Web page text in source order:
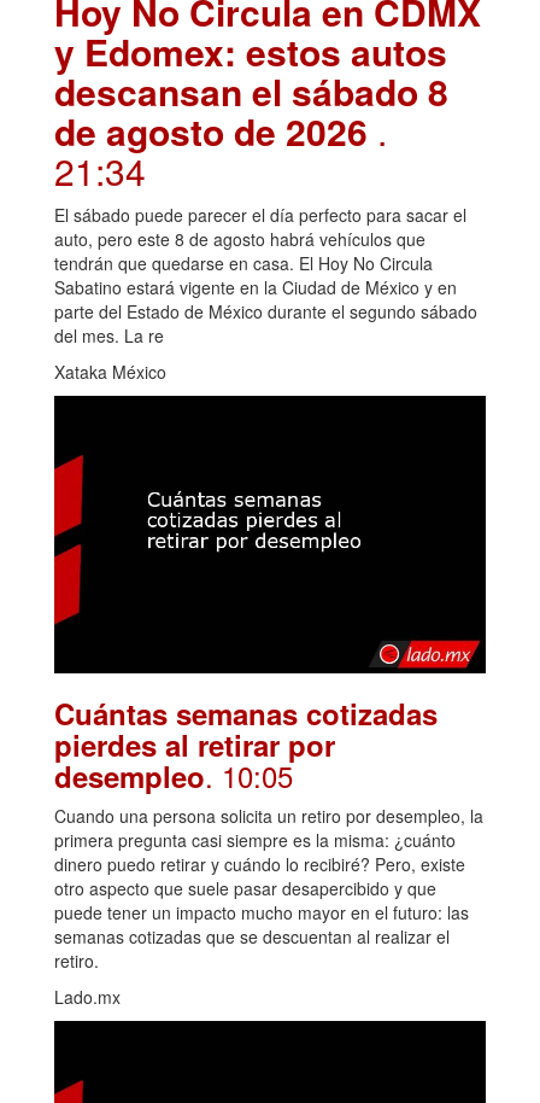
Hoy No Circula en CDMX
y Edomex: estos autos
descansan el sábado 8
de agosto de 2026 .
21:34
El sábado puede parecer el día perfecto para sacar el
auto, pero este 8 de agosto habrá vehículos que
tendrán que quedarse en casa. El Hoy No Circula
Sabatino estará vigente en la Ciudad de México y en
parte del Estado de México durante el segundo sábado
del mes. La re
Xataka México
Cuántas semanas cotizadas
pierdes al retirar por
desempleo. 10:05
Cuando una persona solicita un retiro por desempleo, la
primera pregunta casi siempre es la misma: ¿cuánto
dinero puedo retirar y cuándo lo recibiré? Pero, existe
otro aspecto que suele pasar desapercibido y que
puede tener un impacto mucho mayor en el futuro: las
semanas cotizadas que se descuentan al realizar el
retiro.
Lado.mx